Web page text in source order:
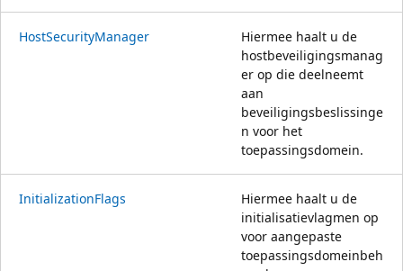
HostSecurityManager
Hiermee haalt u de
hostbeveiligingsmanag
er op die deelneemt
aan
beveiligingsbeslissinge
n voor het
toepassingsdomein.
InitializationFlags
Hiermee haalt u de
initialisatievlagmen op
voor aangepaste
toepassingsdomeinbeh